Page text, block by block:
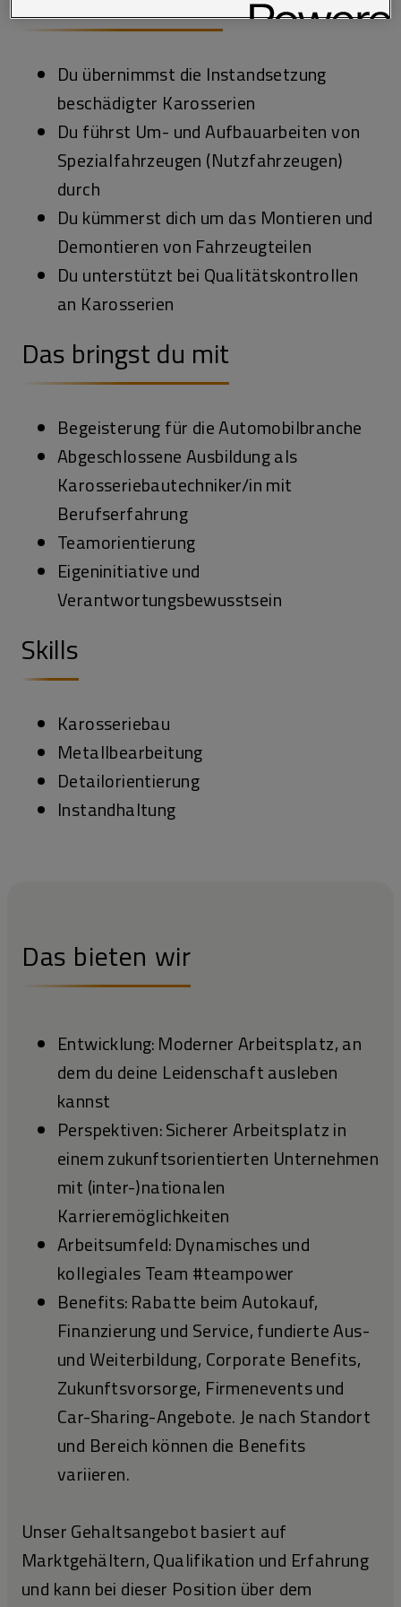
Du übernimmst die Instandsetzung
beschädigter Karosserien
Du führst Um- und Aufbauarbeiten von
Spezialfahrzeugen (Nutzfahrzeugen)
durch
Du kümmerst dich um das Montieren und
Demontieren von Fahrzeugteilen
Du unterstützt bei Qualitätskontrollen
an Karosserien
Das bringst du mit
Begeisterung für die Automobilbranche
Abgeschlossene Ausbildung als
Karosseriebautechniker/in mit
Berufserfahrung
Teamorientierung
Eigeninitiative und
Verantwortungsbewusstsein
Skills
Karosseriebau
Metallbearbeitung
Detailorientierung
Instandhaltung
Das bieten wir
Entwicklung: Moderner Arbeitsplatz, an
dem du deine Leidenschaft ausleben
kannst
Perspektiven: Sicherer Arbeitsplatz in
einem zukunftsorientierten Unternehmen
mit (inter-)nationalen
Karrieremöglichkeiten
Arbeitsumfeld: Dynamisches und
kollegiales Team #teampower
Benefits: Rabatte beim Autokauf,
Finanzierung und Service, fundierte Aus-
und Weiterbildung, Corporate Benefits,
Zukunftsvorsorge, Firmenevents und
Car-Sharing-Angebote. Je nach Standort
und Bereich können die Benefits
variieren.
Unser Gehaltsangebot basiert auf
Marktgehältern, Qualifikation und Erfahrung
und kann bei dieser Position über dem
Richtlinie sowie in den Technologie Einstellungen am Ende der
Website.